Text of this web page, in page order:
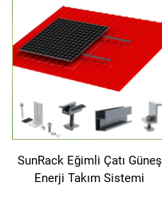
SunRack Eğimli Çatı Güneş
Enerji Takım Sistemi